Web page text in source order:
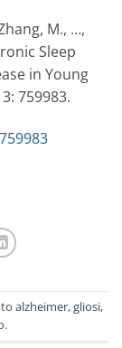
M., …,
Sleep
in Young
759983.
alzheimer,gliosi,
.